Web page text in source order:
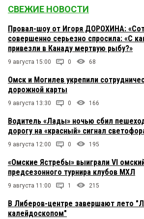
СВЕЖИЕ НОВОСТИ
Провал-шоу от Игоря ДОРОХИНА:
совершенно серьезно спросила: «С
привезли в Канаду мертвую рыбу?»
9 августа 15:00 0 68
Омск и Могилев укрепили
дорожной карты
9 августа 13:30 0 166
Водитель «Лады» ночью сбил
дорогу на «красный» сигнал
9 августа 12:00 0 195
«Омские Ястребы» выиграли VI
предсезонного турнира клубов МХЛ
9 августа 11:00 1 215
В Либеров-центре завершают лето
калейдоскопом"